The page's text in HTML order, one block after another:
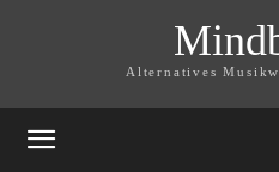
Alternatives